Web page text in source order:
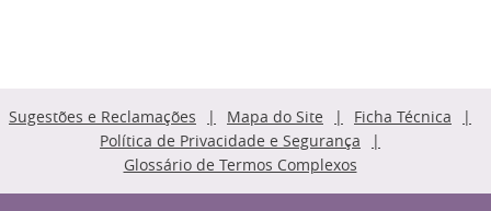
Sugestões e Reclamações Mapa do Site
Ficha Técnica
Política de Privacidade e Segurança
Glossário de Termos Complexos